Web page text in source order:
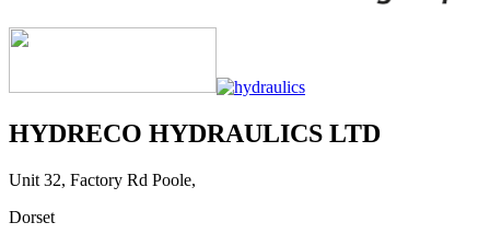
HYDRECO HYDRAULICS LTD
Unit 32, Factory Rd Poole,
Dorset